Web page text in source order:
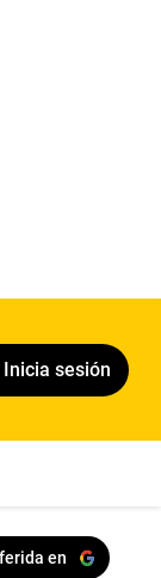
Inicia sesión
en